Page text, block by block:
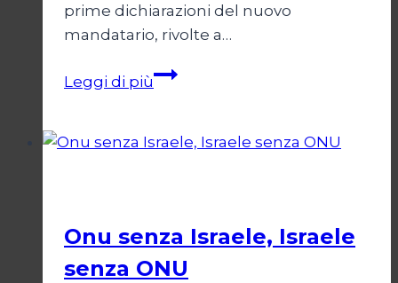
prime dichiarazioni del nuovo
mandatario, rivolte a…
Leggi di piùTrump
bivio
Onu senza Israele, Israele
senza ONU